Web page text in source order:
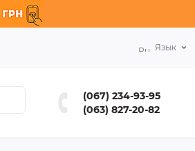
Язык
(067) 234-93-95
(063) 827-20-82